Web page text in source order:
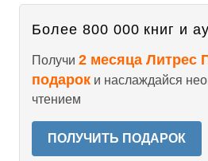
Более 800 000 книг и
Получи 2 месяца Литрес
подарок и наслаждайся
чтением
ПОЛУЧИТЬ ПОДАРОК